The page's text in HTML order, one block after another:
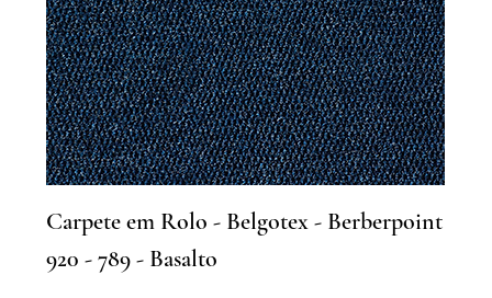
Carpete em Rolo - Belgotex - Berberpoint
920 - 789 - Basalto